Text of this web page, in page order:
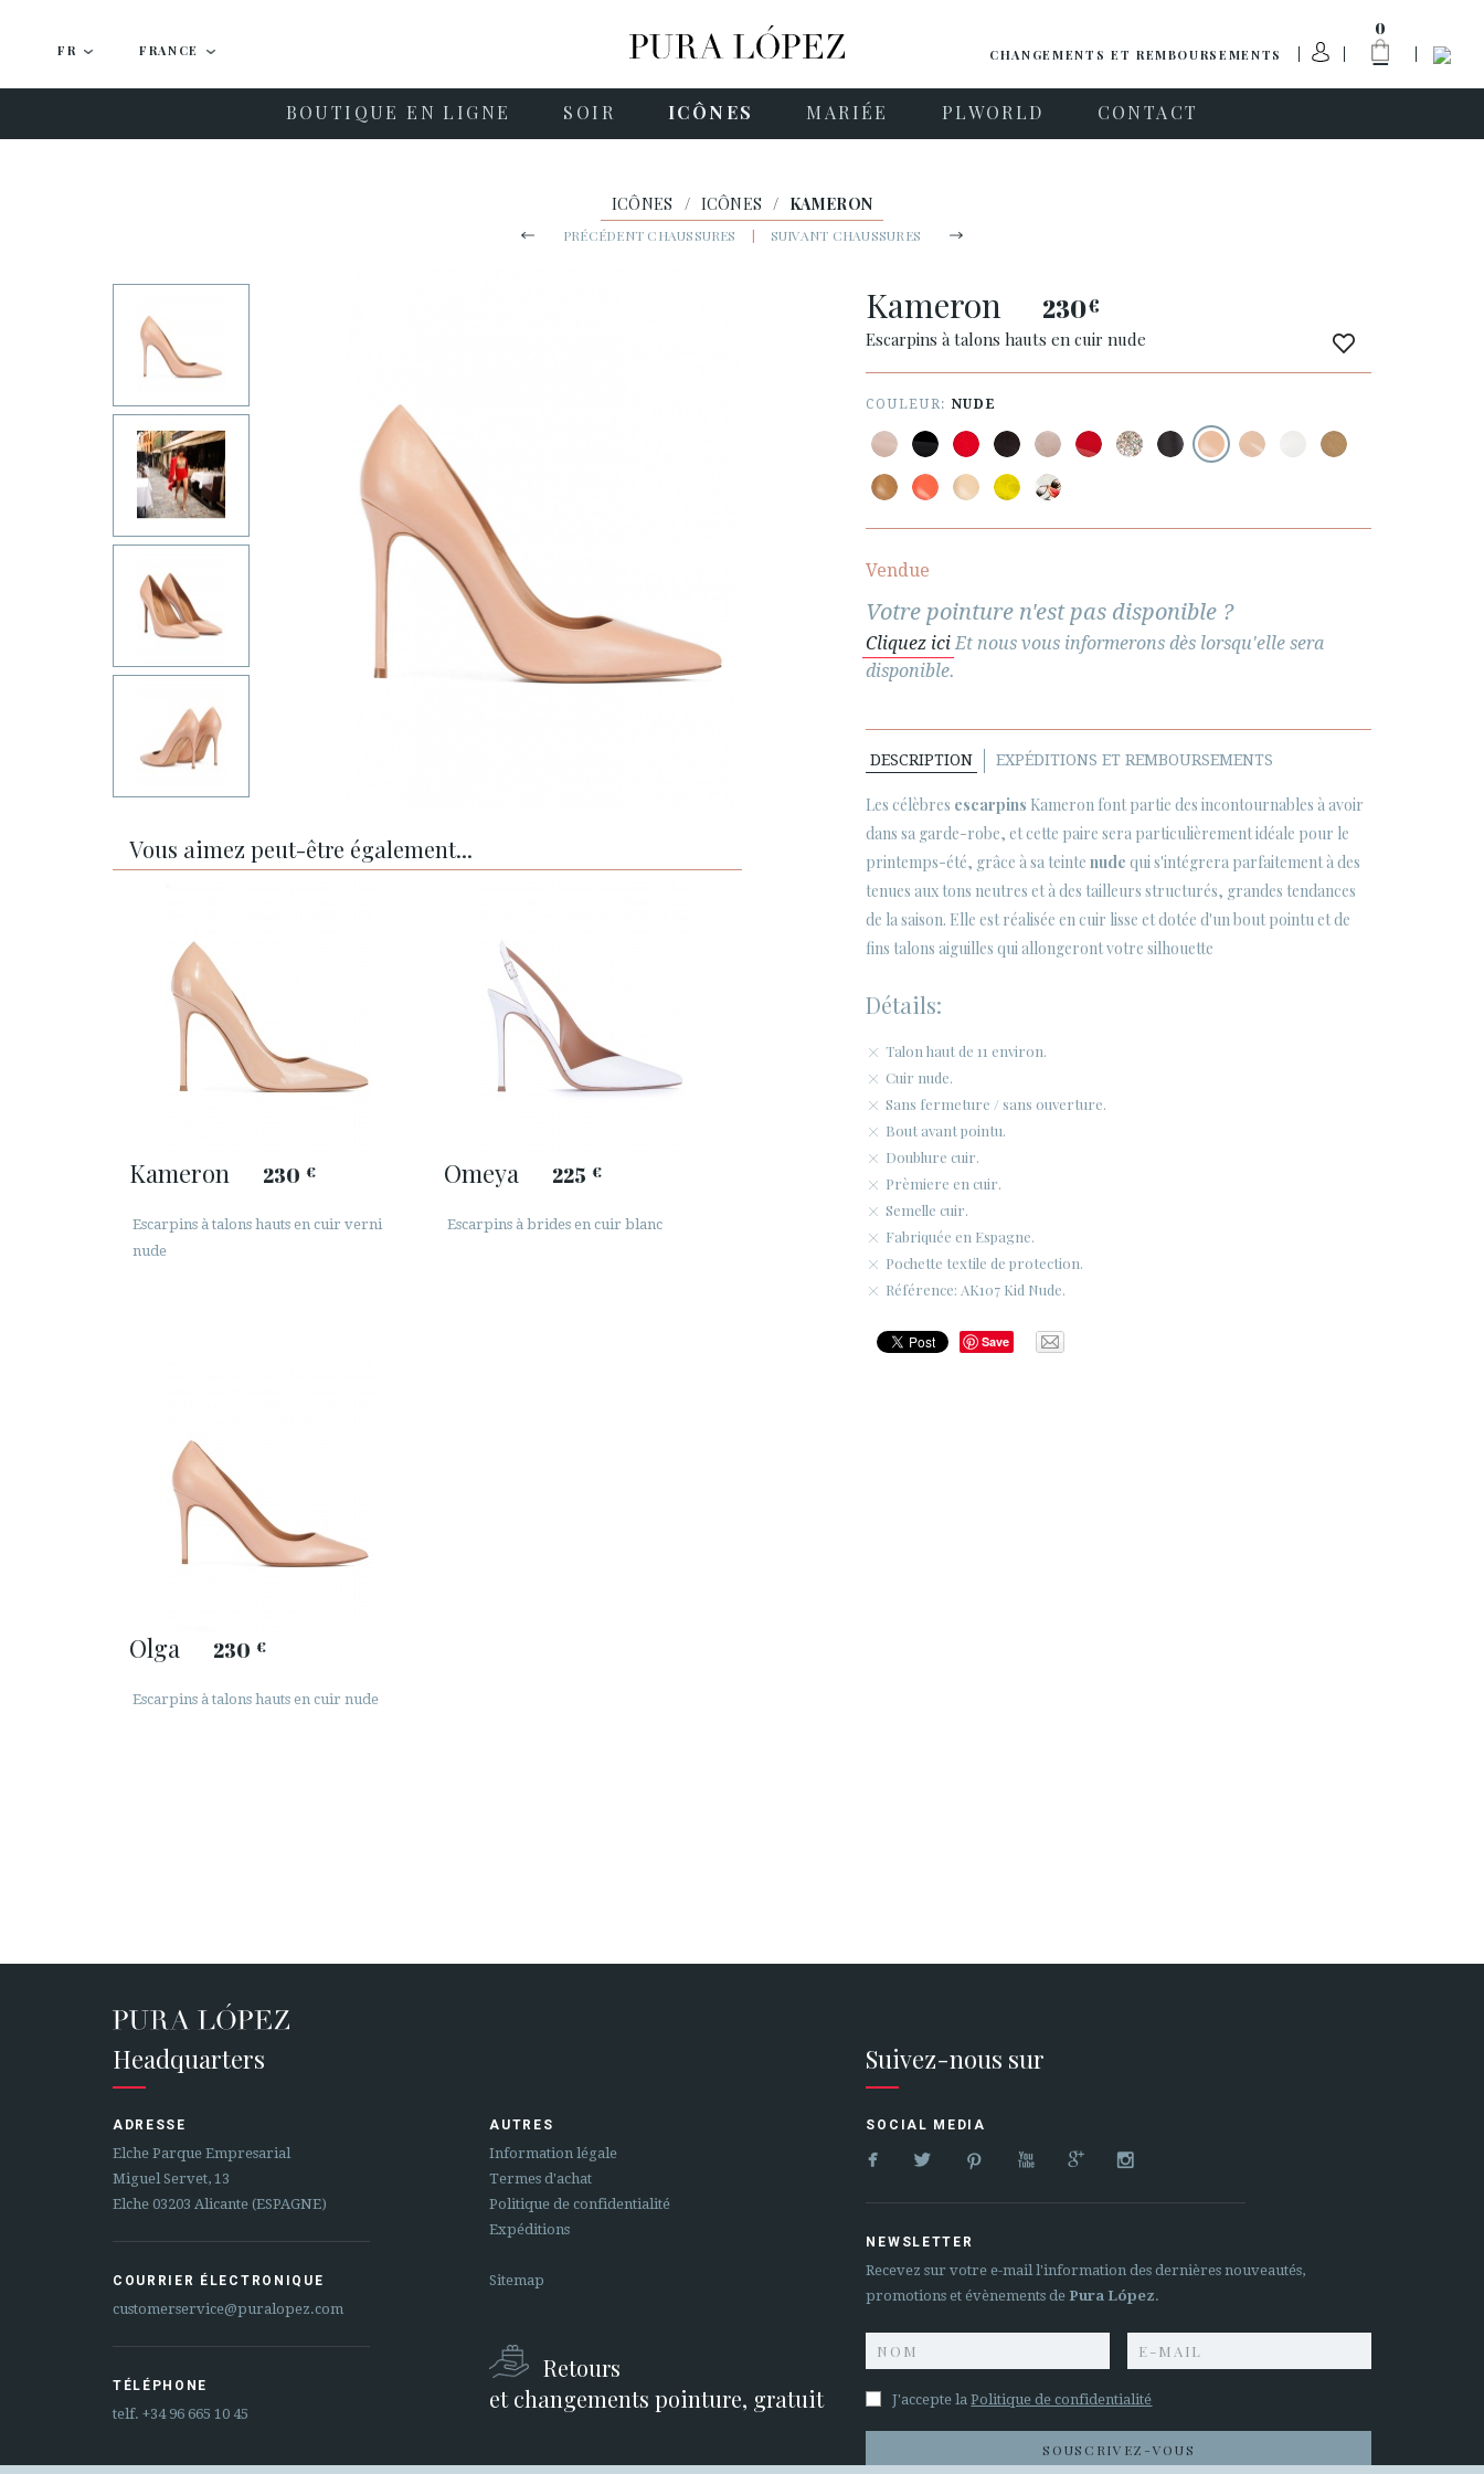
FR FRANCE CHANGEMENTS ET REMBOURSEMENTS
0
BOUTIQUE EN LIGNE SOIR ICÔNES MARIÉE PLWORLD CONTACT
ICÔNES / ICÔNES / KAMERON
PRÉCÉDENT CHAUSSURES | SUIVANT CHAUSSURES
Vous aimez peut-être également...
Kameron 230 €
Escarpins à talons hauts en cuir verni
nude
Omeya 225 €
Escarpins à brides en cuir blanc
Olga 230 €
Escarpins à talons hauts en cuir nude
Kameron 230€
Escarpins à talons hauts en cuir nude
COULEUR: NUDE
Vendue
Votre pointure n'est pas disponible ?
Cliquez iciEt nous vous informerons dès lorsqu'elle sera
disponible.
DESCRIPTION EXPÉDITIONS ET REMBOURSEMENTS
Les célèbres escarpins Kameron font partie des incontournables à avoir
dans sa garde-robe, et cette paire sera particulièrement idéale pour le
printemps-été, grâce à sa teintenude qui s'intégrera parfaitement à des
tenues aux tons neutres et à des tailleurs structurés, grandes tendances
de la saison. Elle est réalisée en cuir lisse et dotée d'un bout pointu et de
fins talons aiguilles qui allongeront votre silhouette
Détails:
Talon haut de 11 environ.
Cuir nude.
Sans fermeture / sans ouverture.
Bout avant pointu.
Doublure cuir.
Prèmiere en cuir.
Semelle cuir.
Fabriquée en Espagne.
Pochette textile de protection.
Référence: AK107 Kid Nude.
Save
Headquarters
ADRESSE
Elche Parque Empresarial
Miguel Servet, 13
Elche 03203 Alicante (ESPAGNE)
COURRIER ÉLECTRONIQUE
customerservice@puralopez.com
TÉLÉPHONE
telf. +34 96 665 10 45
AUTRES
Information légale
Termes d'achat
Politique de confidentialité
Expéditions
Sitemap
Retours
et changements pointure, gratuit
Suivez-nous sur
SOCIAL MEDIA
     
NEWSLETTER
Recevez sur votre e-mail l'information des dernières nouveautés,
promotions et évènements de Pura López.
J'accepte laPolitique de confidentialité
SOUSCRIVEZ-VOUS